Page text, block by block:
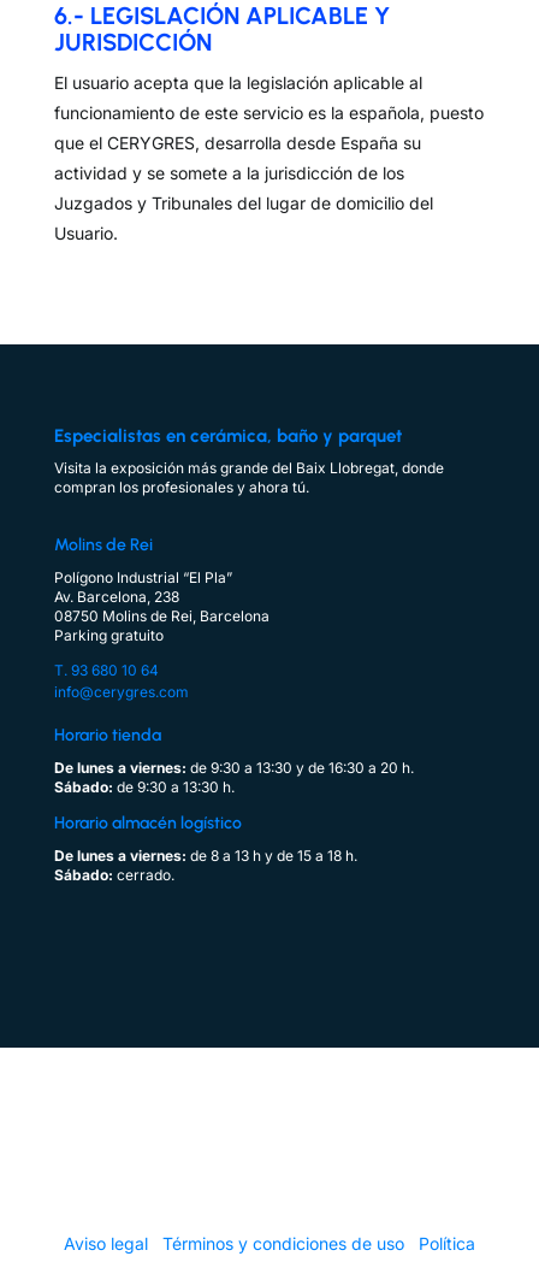
6.- LEGISLACIÓN APLICABLE Y
JURISDICCIÓN
El usuario acepta que la legislación aplicable al
funcionamiento de este servicio es la española, puesto
que el CERYGRES, desarrolla desde España su
actividad y se somete a la jurisdicción de los
Juzgados y Tribunales del lugar de domicilio del
Usuario.
Especialistas en cerámica, baño y parquet
Visita la exposición más grande del Baix Llobregat, donde
compran los profesionales y ahora tú.
Molins de Rei
Polígono Industrial “El Pla”
Av. Barcelona, 238
08750 Molins de Rei, Barcelona
Parking gratuito
T. 93 680 10 64
info@cerygres.com
Horario tienda
De lunes a viernes: de 9:30 a 13:30 y de 16:30 a 20 h.
Sábado: de 9:30 a 13:30 h.
Horario almacén logístico
De lunes a viernes: de 8 a 13 h y de 15 a 18 h.
Sábado: cerrado.
Aviso legal· Términos y condiciones de uso· Política